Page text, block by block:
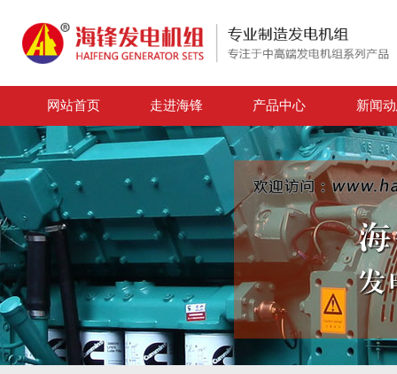
网站首页 走进海锋 产品中心 新闻